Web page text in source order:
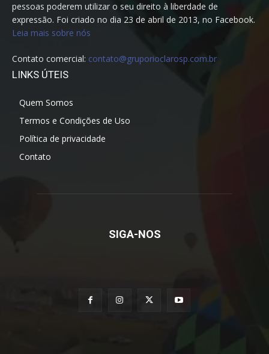
pessoas poderem utilizar o seu direito à liberdade de
expressão. Foi criado no dia 23 de abril de 2013, no Facebook.
Leia mais sobre nós
Contato comercial: contato@gruporioclarosp.com.br
LINKS ÚTEIS
Quem Somos
Termos e Condições de Uso
Política de privacidade
Contato
SIGA-NOS